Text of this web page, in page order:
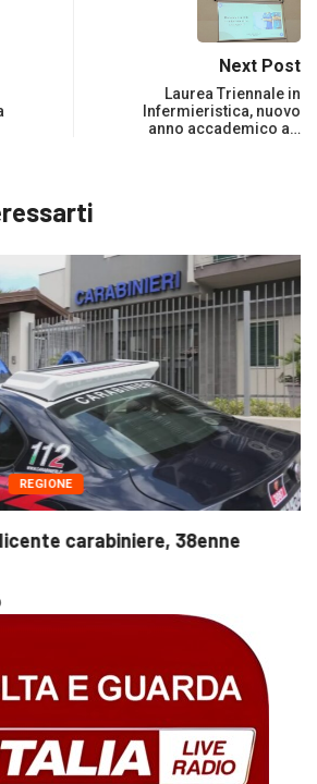
Next Post
Laurea Triennale in
Infermieristica, nuovo
anno accademico a…
carabiniere, 38enne